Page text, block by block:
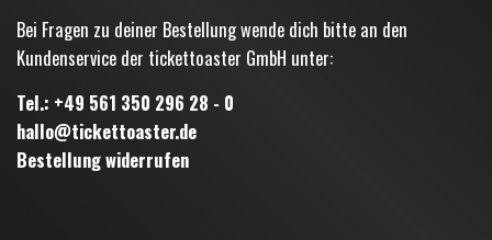
Bei Fragen zu deiner Bestellung wende dich bitte an den
Kundenservice der tickettoaster GmbH unter:
Tel.: +49 561 350 296 28 - 0
hallo@tickettoaster.de
Bestellung widerrufen